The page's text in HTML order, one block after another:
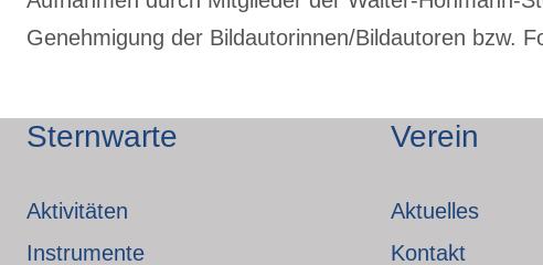
Genehmigung der Bildautorinnen/Bildautoren bzw.
Sternwarte
Aktivitäten
Instrumente
Verein
Aktuelles
Kontakt